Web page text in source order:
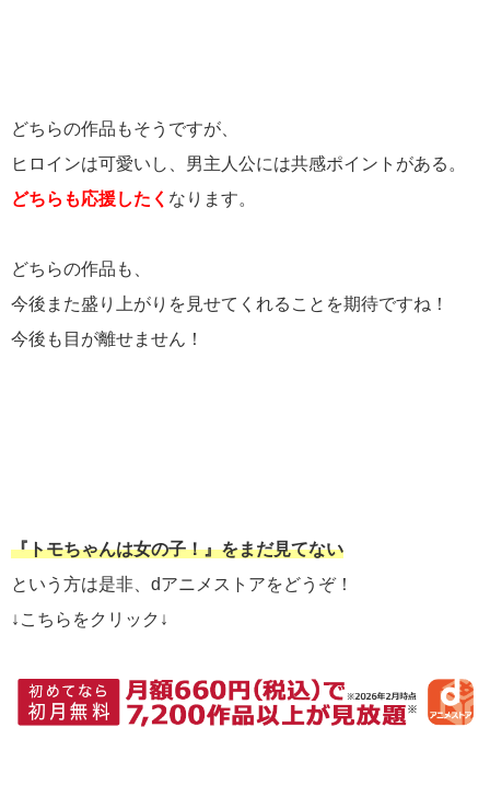
どちらの作品もそうですが、
ヒロインは可愛いし、男主人公には共感ポイントがある。
どちらも応援したく なります。
どちらの作品も、
今後また盛り上がりを見せてくれることを期待ですね！
今後も目が離せません！
『トモちゃんは女の子！』をまだ見てない
という方は是非、dアニメストアをどうぞ！
↓こちらをクリック↓